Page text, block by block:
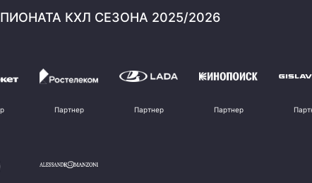
КХЛ СЕЗОНА 2025/2026
Партнер Партнер Партнер